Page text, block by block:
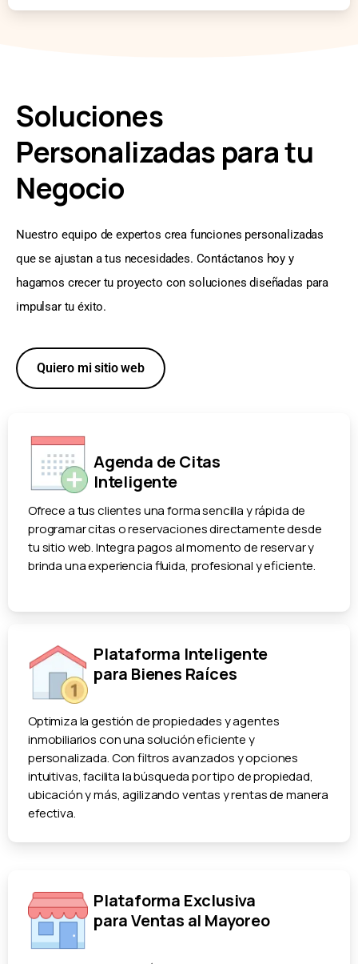
Soluciones
Personalizadas para tu
Negocio
Nuestro equipo de expertos crea funciones personalizadas
que se ajustan a tus necesidades. Contáctanos hoy y
hagamos crecer tu proyecto con soluciones diseñadas para
impulsar tu éxito.
Quiero mi sitio web
Agenda de Citas
Inteligente
Ofrece a tus clientes una forma sencilla y rápida de
programar citas o reservaciones directamente desde
tu sitio web. Integra pagos al momento de reservar y
brinda una experiencia fluida, profesional y eficiente.
Plataforma Inteligente
para Bienes Raíces
Optimiza la gestión de propiedades y agentes
inmobiliarios con una solución eficiente y
personalizada. Con filtros avanzados y opciones
intuitivas, facilita la búsqueda por tipo de propiedad,
ubicación y más, agilizando ventas y rentas de manera
efectiva.
Plataforma Exclusiva
para Ventas al Mayoreo